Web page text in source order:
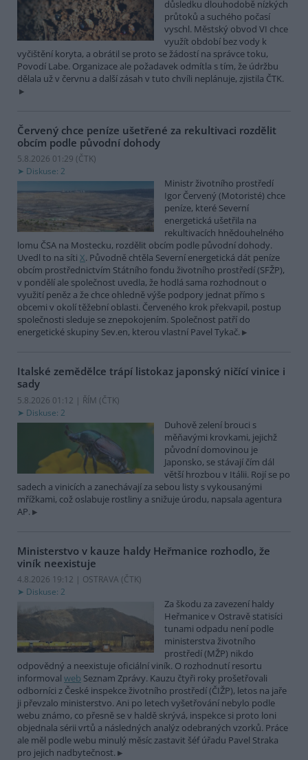
důsledku dlouhodobě nízkých
průtoků a suchého počasí
vyschl. Městský obvod VI chce
využít období bez vody k
vyčištění koryta, a obrátil se proto se žádostí na správce toku,
Povodí Labe. Organizace ale požadavek odmítla s tím, že údržbu
dělala už v červnu a další zásah v tuto chvíli neplánuje, zjistila ČTK.
Červený chce peníze ušetřené za rekultivaci rozdělit
obcím podle původní dohody
5.8.2026 01:29 (ČTK)
Diskuse: 2
Ministr životního prostředí
Igor Červený (Motoristé) chce
peníze, které Severní
energetická ušetřila na
rekultivacích hnědouhelného
lomu ČSA na Mostecku, rozdělit obcím podle původní dohody.
Uvedl to na síti X. Původně chtěla Severní energetická dát peníze
obcím prostřednictvím Státního fondu životního prostředí (SFŽP),
v pondělí ale společnost uvedla, že hodlá sama rozhodnout o
využití peněz a že chce ohledně výše podpory jednat přímo s
obcemi v okolí těžební oblasti. Červeného krok překvapil, postup
společnosti sleduje se znepokojením. Společnost patří do
energetické skupiny Sev.en, kterou vlastní Pavel Tykač.
Italské zemědělce trápí listokaz japonský ničící vinice i
sady
5.8.2026 01:12 | ŘÍM (ČTK)
Diskuse: 2
Duhově zelení brouci s
měňavými krovkami, jejichž
původní domovinou je
Japonsko, se stávají čím dál
větší hrozbou v Itálii. Rojí se po
sadech a vinicích a zanechávají za sebou listy s vykousanými
mřížkami, což oslabuje rostliny a snižuje úrodu, napsala agentura
AP.
Ministerstvo v kauze haldy Heřmanice rozhodlo, že
viník neexistuje
4.8.2026 19:12 | OSTRAVA (ČTK)
Diskuse: 2
Za škodu za zavezení haldy
Heřmanice v Ostravě statisíci
tunami odpadu není podle
ministerstva životního
prostředí (MŽP) nikdo
odpovědný a neexistuje oficiální viník. O rozhodnutí resortu
informoval web Seznam Zprávy. Kauzu čtyři roky prošetřovali
odborníci z České inspekce životního prostředí (ČIŽP), letos na jaře
ji převzalo ministerstvo. Ani po letech vyšetřování nebylo podle
webu známo, co přesně se v haldě skrývá, inspekce si proto loni
objednala sérii vrtů a následných analýz odebraných vzorků. Práce
ale měl podle webu minulý měsíc zastavit šéf úřadu Pavel Straka
pro jejich nadbytečnost.